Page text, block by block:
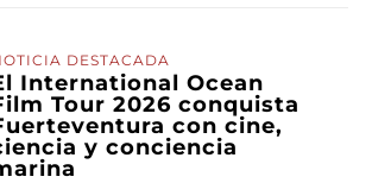
DESTACADA
International Ocean
Tour 2026 conquista
con cine,
y conciencia